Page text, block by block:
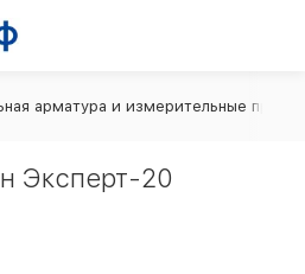
арматура и измерительные
Эксперт-20